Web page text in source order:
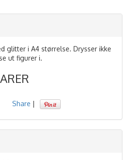
glitter i A4 størrelse. Drysser ikke
ut figurer i.
Share |